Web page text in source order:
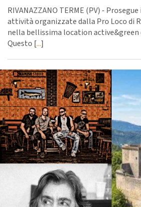
RIVANAZZANO TERME (PV) -
attività organizzate dalla Pro Loco di
nella bellissima location
Questo [...]